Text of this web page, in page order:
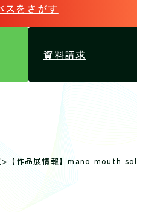
スをさがす
資料請求
> 【作品展情報】mano mouth solo